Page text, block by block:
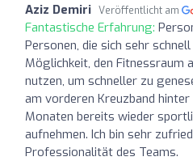
Aziz Demiri Veröffentlicht am
Fantastische Erfahrung:
Personen, die sich sehr
Möglichkeit, den Fitnessraum
nutzen, um schneller zu
am vorderen Kreuzband hinter
Monaten bereits wieder
aufnehmen. Ich bin sehr
Professionalität des Teams.